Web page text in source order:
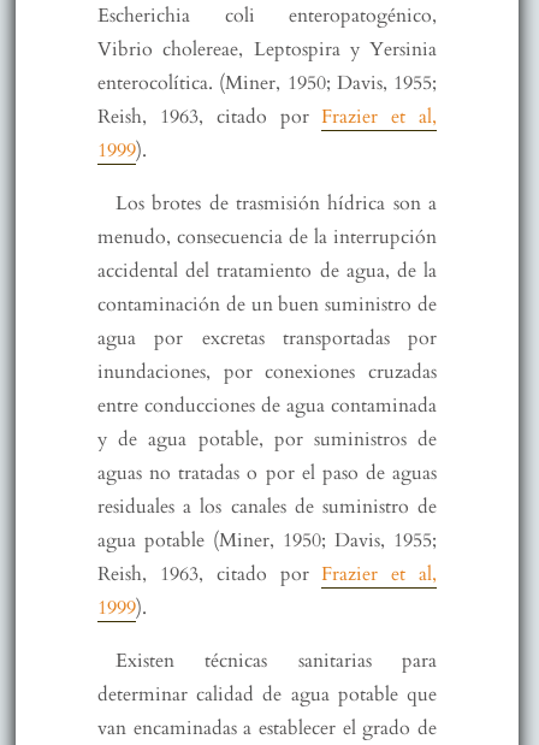
Escherichia coli enteropatogénico,
Vibrio cholereae, Leptospira y Yersinia
enterocolítica. (Miner, 1950; Davis, 1955;
Reish, 1963, citado por Frazier et al,
1999).
Los brotes de trasmisión hídrica son a
menudo, consecuencia de la interrupción
accidental del tratamiento de agua, de la
contaminación de un buen suministro de
agua por excretas transportadas por
inundaciones, por conexiones cruzadas
entre conducciones de agua contaminada
y de agua potable, por suministros de
aguas no tratadas o por el paso de aguas
residuales a los canales de suministro de
agua potable (Miner, 1950; Davis, 1955;
Reish, 1963, citado por Frazier et al,
1999).
Existen técnicas sanitarias para
determinar calidad de agua potable que
van encaminadas a establecer el grado de